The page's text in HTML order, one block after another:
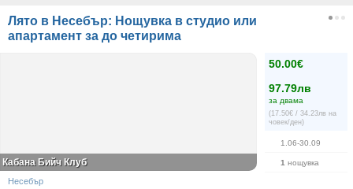
Лято в Несебър: Нощувка в студио или
апартамент за до четирима
50.00€
97.79лв
за двама
(17.50€ / 34.23лв на
човек/ден)
1.06-30.09
1 нощувка
Кабана Бийч Клуб
Несебър